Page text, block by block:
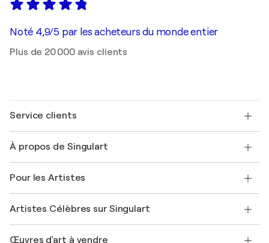
Noté 4,9/5 par les acheteurs du monde entier
Plus de 20 000 avis clients
Service clients
Expédition
Offrir une carte cadeau
Rejoignez notre programme commercial
Mon compte
+33 1 76 44 06 42
À propos de Singulart
FAQ
Magazine Singulart
Emplois
Découvrez une sélection d'art original
Pour les Artistes
Se connecter en tant qu'Artiste
Artistes Célèbres sur Singulart
Œuvres d'art à vendre